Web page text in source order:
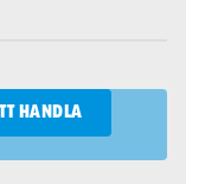
HANDLA